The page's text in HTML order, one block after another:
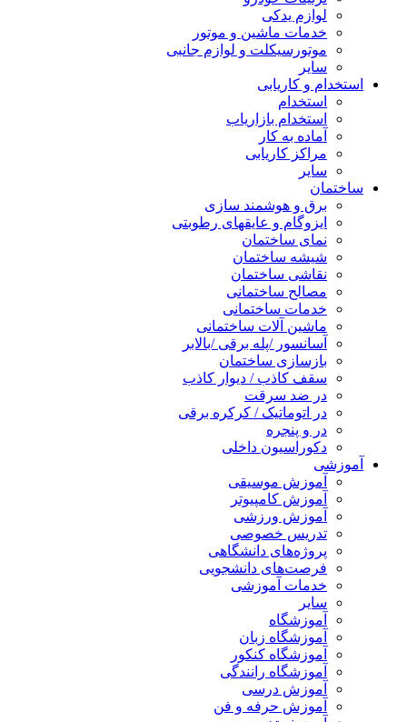
لوازم یدکی
خدمات ماشین و موتور
موتورسیکلت و لوازم جانبی
سایر
استخدام و کاریابی
استخدام
استخدام بازاریاب
آماده به کار
مراکز کاریابی
سایر
ساختمان
برق و هوشمند سازی
ایزوگام و عایقهای رطوبتی
نمای ساختمان
شیشه ساختمان
نقاشی ساختمان
مصالح ساختمانی
خدمات ساختمانی
ماشین آلات ساختمانی
آسانسور /پله برقی /بالابر
بازسازی ساختمان
سقف کاذب / دیوار کاذب
در ضد سرقت
در اتوماتیک / کرکره برقی
در و پنجره
دکوراسیون داخلی
آموزشی
آموزش موسیقی
آموزش کامپیوتر
آموزش ورزشی
تدریس خصوصی
پروژه‌های دانشگاهی
فرصت‌های دانشجویی
خدمات آموزشی
سایر
آموزشگاه
آموزشگاه زبان
آموزشگاه کنکور
آموزشگاه رانندگی
آموزش درسی
آموزش حرفه و فن